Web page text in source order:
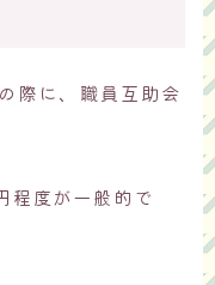
際に、職員互助会
程度が一般的で